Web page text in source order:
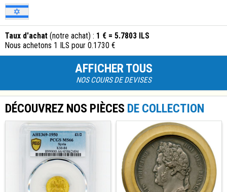
Taux d'achat (notre achat) : 1 € = 5.7803 ILS
Nous achetons 1 ILS pour 0.1730 €
AFFICHER TOUS
NOS COURS DE DEVISES
DÉCOUVREZ NOS PIÈCES DE COLLECTION